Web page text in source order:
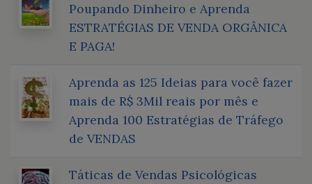
Poupando Dinheiro e Aprenda
ESTRATÉGIAS DE VENDA ORGÂNICA
E PAGA!
Aprenda as 125 Ideias para você fazer
mais de R$ 3Mil reais por mês e
Aprenda 100 Estratégias de Tráfego
de VENDAS
Táticas de Vendas Psicológicas